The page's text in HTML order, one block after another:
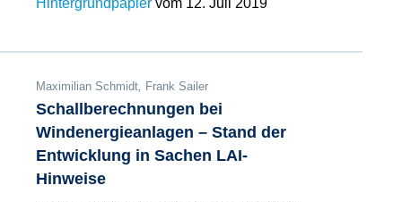
Hintergrundpapier vom 12. Juli 2019
Maximilian Schmidt, Frank Sailer
Schallberechnungen bei
Windenergieanlagen – Stand der
Entwicklung in Sachen LAI-
Hinweise